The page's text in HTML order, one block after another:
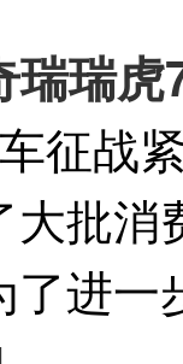
瑞瑞
征战
批
进